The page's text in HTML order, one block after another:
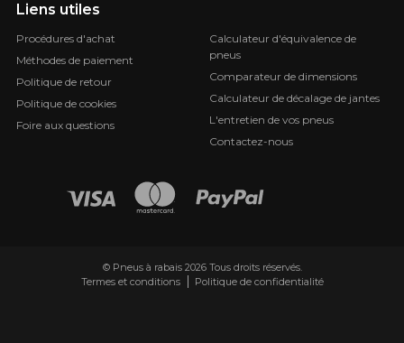
Liens utiles
Procédures d'achat
Méthodes de paiement
Politique de retour
Politique de cookies
Foire aux questions
Calculateur d'équivalence de
pneus
Comparateur de dimensions
Calculateur de décalage de jantes
L'entretien de vos pneus
Contactez-nous
© Pneus à rabais 2026 Tous droits réservés.
Termes et conditions
Politique de confidentialité